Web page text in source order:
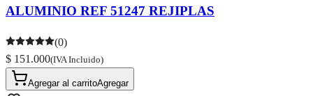
ALUMINIO REF 51247 REJIPLAS
(0)
$ 151.000(IVA Incluido)
Agregar al carritoAgregar